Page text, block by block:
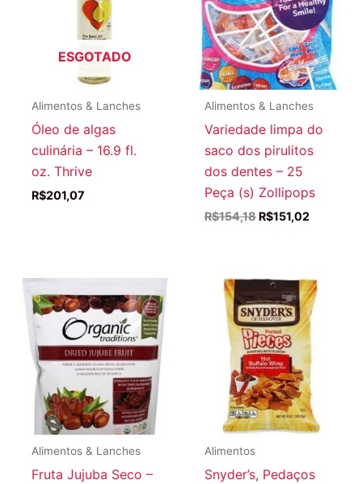
ESGOTADO
Alimentos & Lanches
Óleo de algas
culinária – 16.9 fl.
oz. Thrive
R$201,07
Alimentos & Lanches
Variedade limpa do
saco dos pirulitos
dos dentes – 25
Peça (s) Zollipops
R$154,18 O
R$151,02O
Alimentos & Lanches
Fruta Jujuba Seco –
Alimentos
Snyder’s, Pedaços